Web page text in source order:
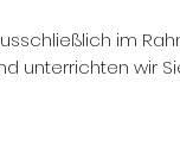
im
unterrichten wir